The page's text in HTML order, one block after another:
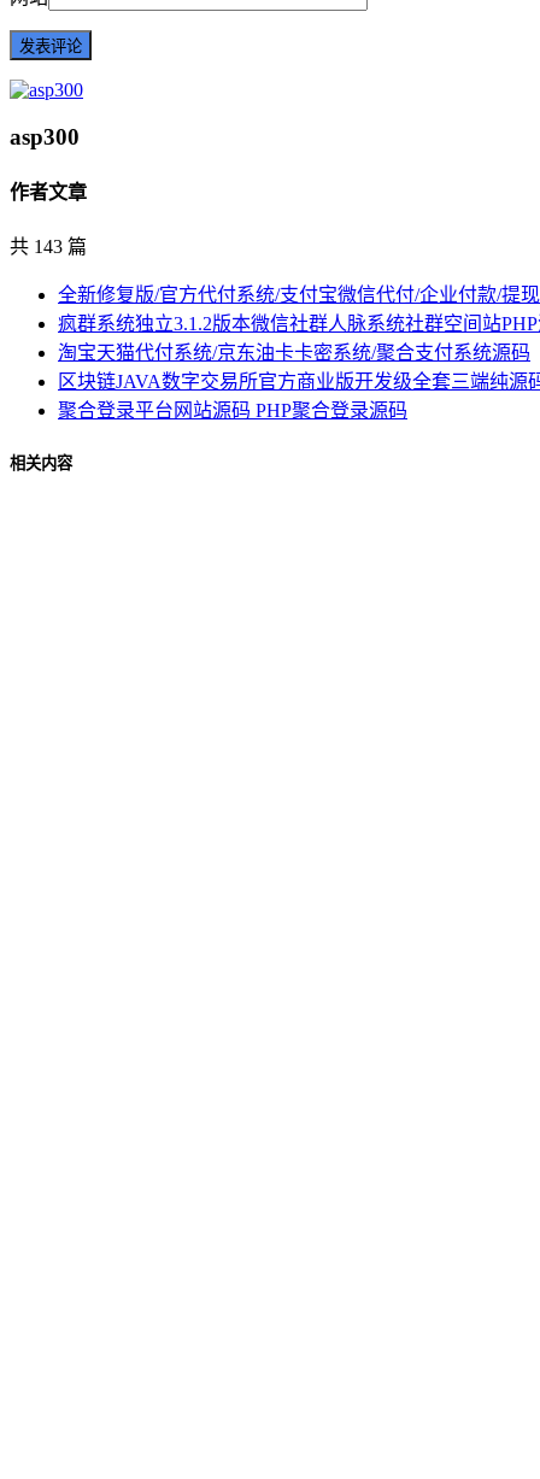
asp300
作者文章
共 143 篇
全新修复版/官方代付系统/支付宝微信代付/企业付款/提现
疯群系统独立3.1.2版本微信社群人脉系统社群空间站
淘宝天猫代付系统/京东油卡卡密系统/聚合支付系统源码
区块链JAVA数字交易所官方商业版开发级全套三端纯源
聚合登录平台网站源码 PHP聚合登录源码
相关内容